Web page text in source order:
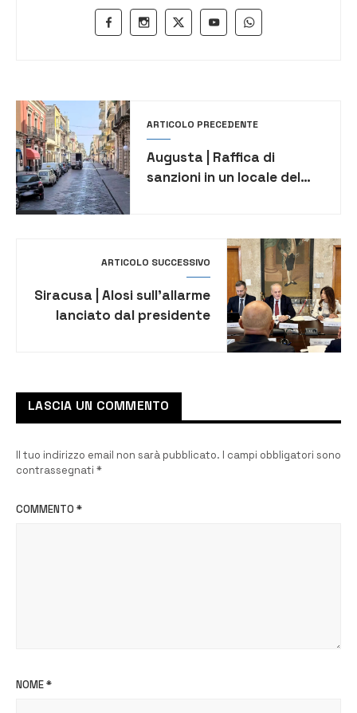
ARTICOLO PRECEDENTE
Augusta | Raffica di
sanzioni in un locale del
ARTICOLO SUCCESSIVO
Siracusa | Alosi sull’allarme
lanciato dal presidente
LASCIA UN COMMENTO
Il tuo indirizzo email non sarà pubblicato. I campi obbligatori sono
contrassegnati *
COMMENTO *
NOME*